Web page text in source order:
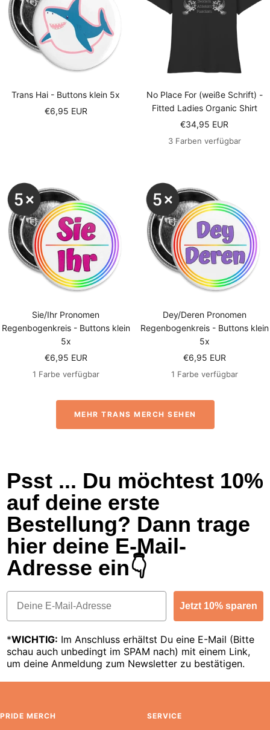
Trans Hai - Buttons klein 5x
Angebotspreis
€6,95 EUR
No Place For (weiße Schrift) -
Fitted Ladies Organic Shirt
Angebotspreis
€34,95 EUR
3 Farben verfügbar
Sie/Ihr Pronomen
Regenbogenkreis - Buttons klein
5x
Angebotspreis
€6,95 EUR
1 Farbe verfügbar
Dey/Deren Pronomen
Regenbogenkreis - Buttons klein
5x
Angebotspreis
€6,95 EUR
1 Farbe verfügbar
MEHR TRANS MERCH SEHEN
Psst ... Du möchtest 10%
auf deine erste
Bestellung? Dann trage
hier deine E-Mail-
Adresse ein👇
Email
Jetzt 10% sparen
*WICHTIG: Im Anschluss erhältst Du eine E-Mail (Bitte
schau auch unbedingt im SPAM nach) mit einem Link,
um deine Anmeldung zum Newsletter zu bestätigen.
PRIDE MERCH SERVICE